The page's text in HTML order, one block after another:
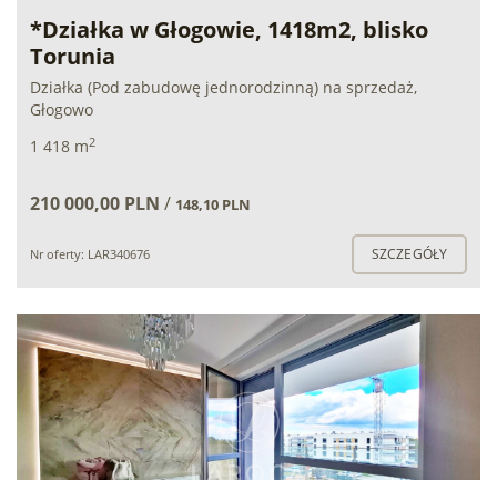
*Działka w Głogowie, 1418m2, blisko
Torunia
Działka (Pod zabudowę jednorodzinną) na sprzedaż,
Głogowo
1 418 m2
210 000,00 PLN / 148,10 PLN
Nr oferty: LAR340676 SZCZEGÓŁY